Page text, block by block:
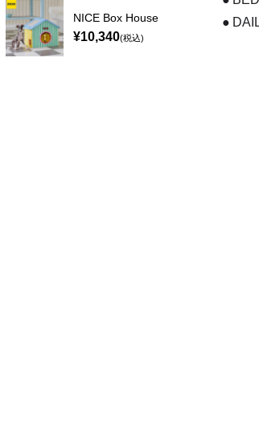
NICE Box House
¥10,340(税込)